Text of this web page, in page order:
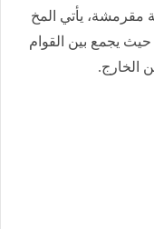
مقرمشة، يأتي المخ
حيث يجمع بين القوام
الخارج.